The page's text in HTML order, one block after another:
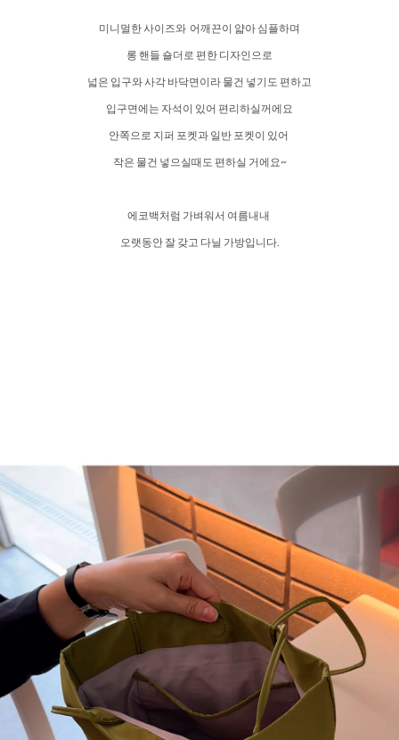
미니멀한 사이즈와 어깨끈이 얇아 심플하며
롱 핸들 숄더로 편한 디자인으로
넓은 입구와 사각 바닥면이라 물건 넣기도 편하고
입구면에는 자석이 있어 편리하실꺼에요
안쪽으로 지퍼 포켓과 일반 포켓이 있어
작은 물건 넣으실때도 편하실 거에요~
에코백처럼 가벼워서 여름내내
오랫동안 잘 갖고 다닐 가방입니다.